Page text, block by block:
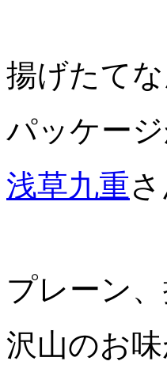
揚げたて
パッケー
浅草九重
プレーン
沢山のお